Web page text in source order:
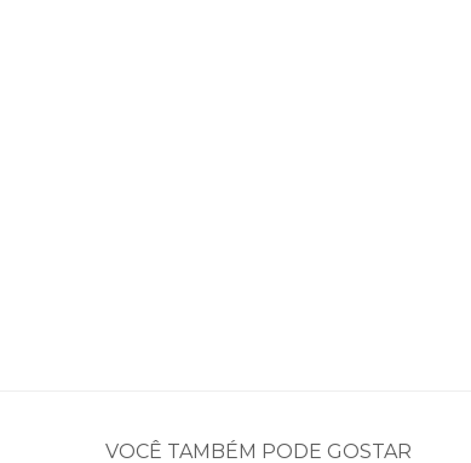
VOCÊ TAMBÉM PODE GOSTAR